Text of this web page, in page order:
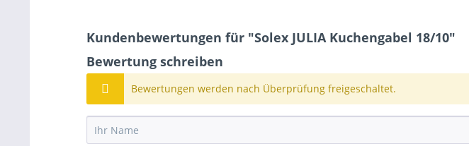
Kundenbewertungen für "Solex JULIA Kuchengabel 18/10"
Bewertung schreiben
Bewertungen werden nach Überprüfung freigeschaltet.